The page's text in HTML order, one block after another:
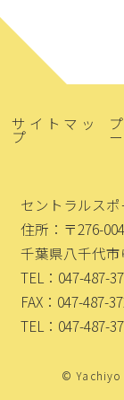
サイトマッ
プ ー
セントラルス
住所：〒276-
千葉県八千代
TEL：047-487-
FAX：047-487-
TEL：047-487-
© Yachiyo